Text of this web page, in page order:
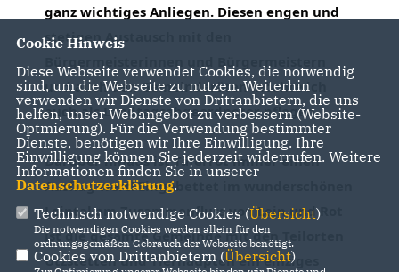
ganz wichtiges Anliegen. Diesen engen und
stetigen Austausch mit den
Bürgermeisterinnen und Bürgermeistern
und auch den Gemeinderäten möchte ich
auch als Landtagsabgeordneter pflegen.
Darüber hinaus ist Täferrot immer einen
Ausflug wert! Eingebettet im wunderschönen
Leintal am Zusammenfluss von Lein und Rot
ist die gesamte Gemeinde mit den Teilorten
Utzstetten und Tierhaupten ein einziges
Cookie Hinweis
Diese Webseite verwendet Cookies, die notwendig
sind, um die Webseite zu nutzen. Weiterhin
verwenden wir Dienste von Drittanbietern, die uns
helfen, unser Webangebot zu verbessern (Website-
Optmierung). Für die Verwendung bestimmter
Dienste, benötigen wir Ihre Einwilligung. Ihre
Einwilligung können Sie jederzeit widerrufen. Weitere
Informationen finden Sie in unserer
Datenschutzerklärung.
Technisch notwendige Cookies (Übersicht)
Die notwendigen Cookies werden allein für den
ordnungsgemäßen Gebrauch der Webseite benötigt.
Cookies von Drittanbietern (Übersicht)